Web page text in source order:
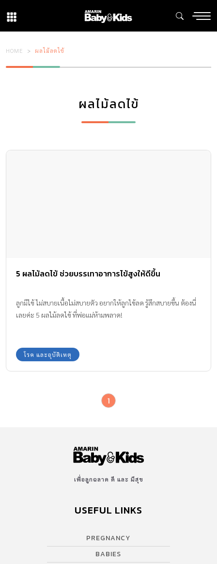
HOME ผลไม้ลดไข้
ผลไม้ลดไข้
5 ผลไม้ลดไข้ ช่วยบรรเทาอาการไข้สูงให้ดีขึ้น
ลูกมีไข้ ไม่สบายเนื้อไม่สบายตัว อยากให้ลูกไข้ลด รู้สึกสบายขึ้น ต้องนี่
เลยค่ะ 5 ผลไม้ลดไข้ ที่พ่อแม่ห้ามพลาด!
โรค และอุบัติเหตุ
1
เพื่อลูกฉลาด ดี และ มีสุข
USEFUL LINKS
PREGNANCY
BABIES